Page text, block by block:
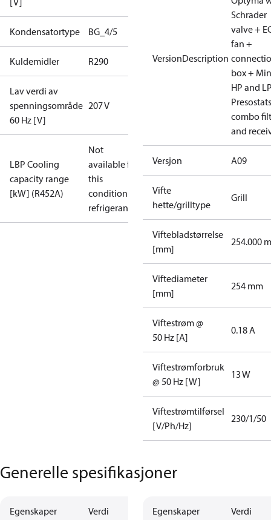
Kondensatortype BG_4/5
Kuldemidler R290
Lav verdi av
spenningsområde
60 Hz [V]
207 V
LBP Cooling
capacity range
[kW] (R452A)
Not
available for
this
condition /
refrigerant
VersionDescription
Schrader
valve +
fan +
box + Min
HP and
combo
and
Versjon A09
Vifte
hette/grilltype
Grill
Viftebladstørrelse
[mm]
254.000
Viftediameter
[mm]
254 mm
Viftestrøm @
50 Hz [A]
0.18 A
Viftestrømforbruk
@ 50 Hz [W]
13 W
Viftestrømtilførsel
[V/Ph/Hz]
230/1/50
Generelle spesifikasjoner
Egenskaper Verdi Egenskaper Verdi